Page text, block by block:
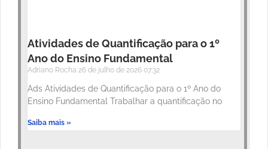
Atividades de Quantificação para o 1º
Ano do Ensino Fundamental
Adriano Rocha 26 de julho de 2026 07:32
Ads Atividades de Quantificação para o 1º Ano do
Ensino Fundamental Trabalhar a quantificação no
Saiba mais »